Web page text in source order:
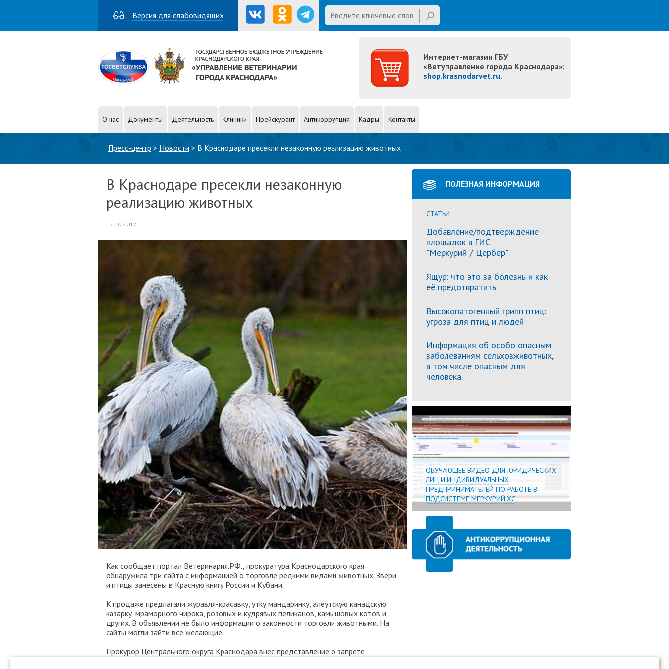
Версия для слабовидящих
Homepage
Введите ключевые слова для
поиска
Интернет-магазин ГБУ
«Ветуправление города Краснодара»:
shop.krasnodarvet.ru.
О нас Документы Деятельность Клиники Прейскурант Антикоррупция Кадры Контакты
Пресс-центр > Новости > В Краснодаре пресекли незаконную реализацию животных
В Краснодаре пресекли незаконную
реализацию животных
13.10.2017
Как сообщает портал Ветеринария.РФ., прокуратура Краснодарского края
обнаружила три сайта с информацией о торговле редкими видами животных. Звери
и птицы занесены в Красную книгу России и Кубани.
К продаже предлагали журавля-красавку, утку мандаринку, алеутскую канадскую
казарку, мраморного чирока, розовых и кудрявых пеликанов, камышовых котов и
других. В объявлении не было информации о законности торговли животными. На
сайты могли зайти все желающие.
Прокурор Центрального округа Краснодара внес представление о запрете
ПОЛЕЗНАЯ ИНФОРМАЦИЯ
СТАТЬИ
Добавление/подтверждение
площадок в ГИС
"Меркурий"/"Цербер"
Ящур: что это за болезнь и как
её предотвратить
Высокопатогенный грипп птиц:
угроза для птиц и людей
Информация об особо опасным
заболеваниям сельхозживотных,
в том числе опасным для
человека
ОБУЧАЮЩЕЕ ВИДЕО ДЛЯ ЮРИДИЧЕСКИХ
ЛИЦ И ИНДИВИДУАЛЬНЫХ
ПРЕДПРИНИМАТЕЛЕЙ ПО РАБОТЕ В
ПОДСИСТЕМЕ МЕРКУРИЙ.ХС